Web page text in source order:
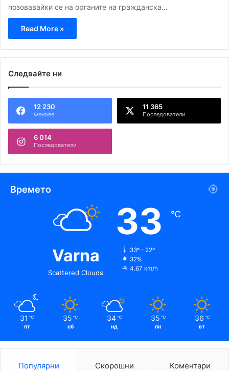
позовавайки се на органите на гражданска…
Read More »
Следвайте ни
12 230
Фенове
11 365
Последователи
6 014
Последователи
Времето
Varna
Scattered Clouds
33 ℃
33º - 22º
32%
4.67 km/h
31 ℃
пт
35 ℃
сб
34 ℃
нд
35 ℃
пн
36 ℃
вт
Популярни Скорошни Коментари